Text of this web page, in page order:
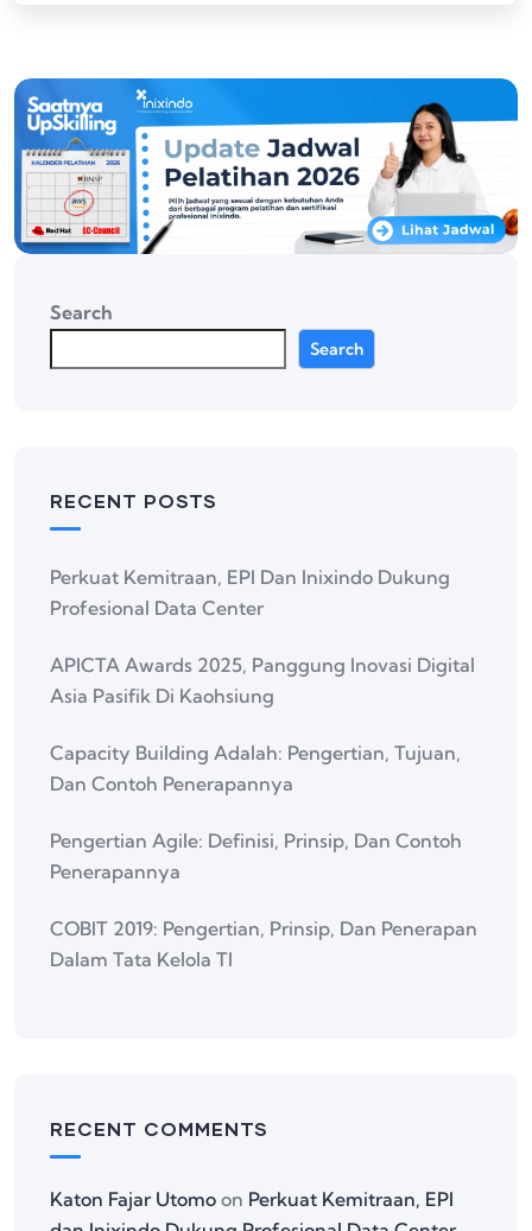
Search
Search
RECENT POSTS
Perkuat Kemitraan, EPI Dan Inixindo Dukung
Profesional Data Center
APICTA Awards 2025, Panggung Inovasi Digital
Asia Pasifik Di Kaohsiung
Capacity Building Adalah: Pengertian, Tujuan,
Dan Contoh Penerapannya
Pengertian Agile: Definisi, Prinsip, Dan Contoh
Penerapannya
COBIT 2019: Pengertian, Prinsip, Dan Penerapan
Dalam Tata Kelola TI
RECENT COMMENTS
Katon Fajar Utomo on Perkuat Kemitraan, EPI